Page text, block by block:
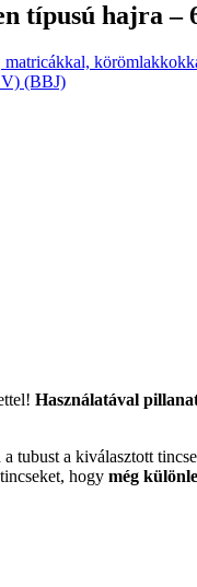
típusú hajra
(BBJ)
Használatával
a kiválasztott
hogy még